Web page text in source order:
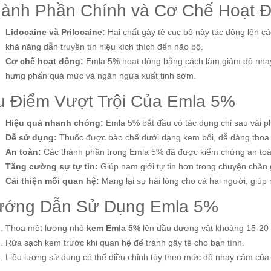
Phần Chính và Cơ Chế Hoạt
Lidocaine và Prilocaine: Hai chất gây tê cục bộ này tác động lên
khả năng dẫn truyền tín hiệu kích thích đến não bộ.
Cơ chế hoạt động: Emla 5% hoạt động bằng cách làm giảm độ
hưng phấn quá mức và ngăn ngừa xuất tinh sớm.
Điểm Vượt Trội Của Emla 5%
Hiệu quả nhanh chóng: Emla 5% bắt đầu có tác dụng chỉ sau vài
Dễ sử dụng: Thuốc được bào chế dưới dạng kem bôi, dễ dàng thoa
An toàn: Các thành phần trong Emla 5% đã được kiểm chứng an
Tăng cường sự tự tin: Giúp nam giới tự tin hơn trong chuyện
Cải thiện mối quan hệ: Mang lại sự hài lòng cho cả hai người, giúp
Dẫn Sử Dụng Emla 5%
Thoa một lượng nhỏ kem Emla 5% lên đầu dương vật khoảng 15-
Rửa sạch kem trước khi quan hệ để tránh gây tê cho bạn tình.
Liều lượng sử dụng có thể điều chỉnh tùy theo mức độ nhạy cảm